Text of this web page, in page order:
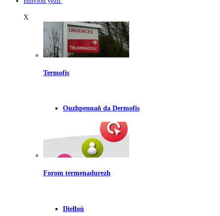
X
Termofis
Ouzhpennañ da Dermofis
Forom termenadurezh
Dielloù